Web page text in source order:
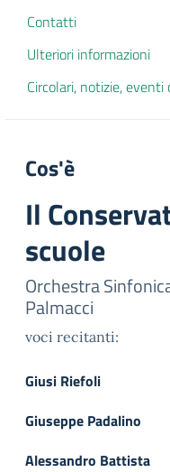
Contatti
Ulteriori informazioni
Circolari, notizie, eventi
Cos'è
Il
scuole
Orchestra
Palmacci
voci recitanti:
Giusi Riefoli
Giuseppe Padalino
Alessandro Battista